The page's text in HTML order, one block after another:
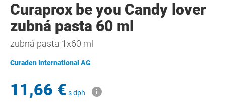
Curaprox be you Candy lover
zubná pasta 60 ml
zubná pasta 1x60 ml
Curaden International AG
11,66 € s dph